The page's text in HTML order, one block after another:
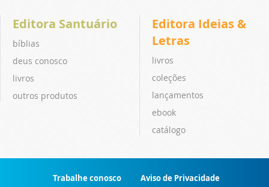
Editora Santuário
bíblias
deus conosco
livros
outros produtos
Editora Ideias &
Letras
livros
coleções
lançamentos
ebook
catálogo
Trabalhe conosco Aviso de Privacidade